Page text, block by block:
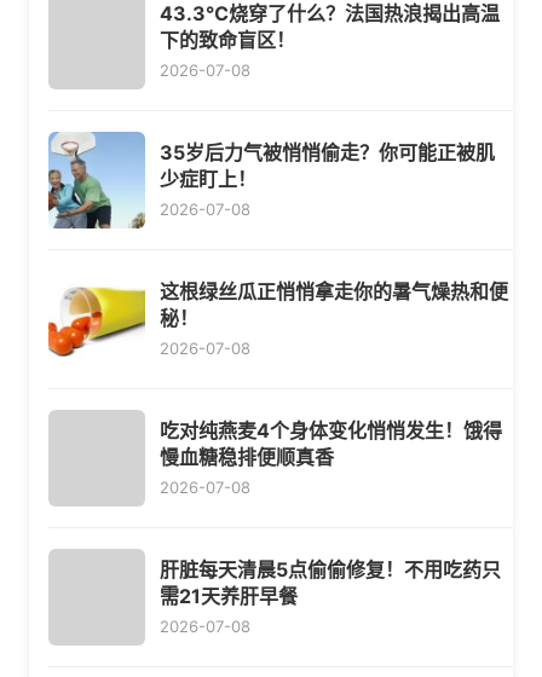
43.3℃烧穿了什么？法国热浪揭出高温
下的致命盲区！
2026-07-08
35岁后力气被悄悄偷走？你可能正被肌
少症盯上！
2026-07-08
这根绿丝瓜正悄悄拿走你的暑气燥热和便
秘！
2026-07-08
吃对纯燕麦4个身体变化悄悄发生！饿得
慢血糖稳排便顺真香
2026-07-08
肝脏每天清晨5点偷偷修复！不用吃药只
需21天养肝早餐
2026-07-08